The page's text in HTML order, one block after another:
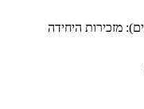
מזכירות היחידה